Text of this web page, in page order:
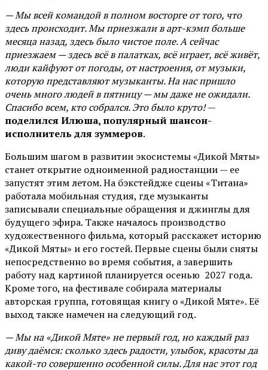
— Мы всей командой в полном восторге от того, что
здесь происходит. Мы приезжали в арт-кэмп больше
месяца назад, здесь было чистое поле. А сейчас
приезжаем — здесь всё в палатках, всё играет, всё живёт,
люди кайфуют от погоды, от настроения, от музыки,
которую представляют музыканты. На нас пришло
очень много людей в пятницу — мы даже не ожидали.
Спасибо всем, кто собрался. Это было круто!—
поделился Илюша, популярный шансон-
исполнитель для зуммеров.
Большим шагом в развитии экосистемы «Дикой Мяты»
станет открытие одноименной радиостанции — ее
запустят этим летом. На бэкстейдже сцены «Титана»
работала мобильная студия, где музыканты
записывали специальные обращения и джинглы для
будущего эфира. Также началось производство
художественного фильма, который расскажет историю
«Дикой Мяты» и его гостей. Первые сцены были сняты
непосредственно во время события, а завершить
работу над картиной планируется осенью 2027 года.
Кроме того, на фестивале собирала материалы
авторская группа, готовящая книгу о «Дикой Мяте». Её
выход также намечен на следующий год.
— Мы на «Дикой Мяте» не первый год, но каждый раз
диву даёмся: сколько здесь радости, улыбок, красоты да
какой-то совершенно особенной силы. Для нас этот год